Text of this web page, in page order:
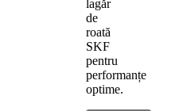
lagăr
de
roată
SKF
pentru
performanțe
optime.